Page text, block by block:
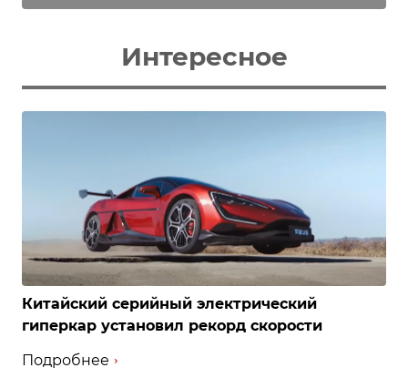
Интересное
Китайский серийный электрический
гиперкар установил рекорд скорости
Подробнее